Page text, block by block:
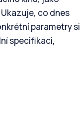
Ukazuje, co dnes
parametry si
specifikaci,